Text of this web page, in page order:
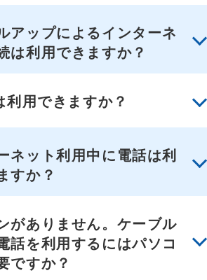
アップによるインターネ
は利用できますか？
利用できますか？
ネット利用中に電話は利
すか？
がありません。ケーブル
話を利用するにはパソコ
ですか？